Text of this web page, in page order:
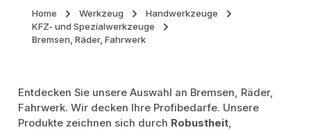
Home Werkzeug
Handwerkzeuge
KFZ- und Spezialwerkzeuge
Bremsen, Räder, Fahrwerk
Entdecken Sie unsere Auswahl an Bremsen, Räder,
Fahrwerk. Wir decken Ihre Profibedarfe. Unsere
Produkte zeichnen sich durch Robustheit,